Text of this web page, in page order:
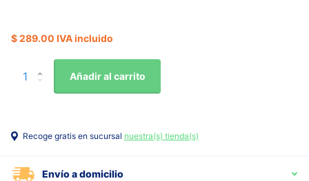
$ 289.00 IVA incluido
Añadir al carrito
Recoge gratis en sucursal nuestra(s) tienda(s)
Envío a domicilio